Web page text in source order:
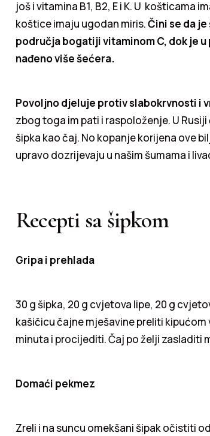
još i vitamina B1, B2, E i K. U košticama
koštice imaju ugodan miris.Čini se da
područja bogatiji vitaminom C, dok je
nađeno više šećera.
Povoljno djeluje protiv slabokrvnosti i
zbog toga im pati i raspoloženje. U
šipka kao čaj. No kopanje korijena ove
upravo dozrijevaju u našim šumama i
Recepti sa šipkom
Gripa i prehlada
30 g šipka, 20 g cvjetova lipe, 20 g
kašičicu čajne mješavine preliti
minuta i procijediti. Čaj po želji zasladiti
Domaći pekmez
Zreli i na suncu omekšani šipak očistiti